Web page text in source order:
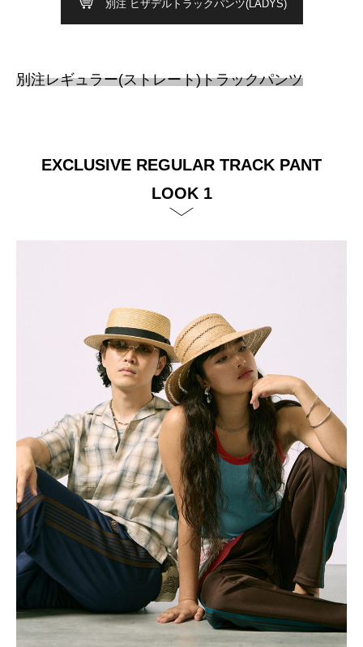
別注 ヒザデルトラックパンツ(LADYS)
別注レギュラー(ストレート)トラックパンツ
EXCLUSIVE REGULAR TRACK PANT
LOOK 1